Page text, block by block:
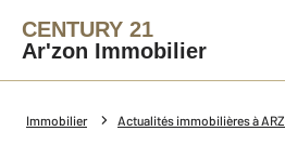
CENTURY 21
Ar'zon Immobilier
Immobilier Actualités immobilières à